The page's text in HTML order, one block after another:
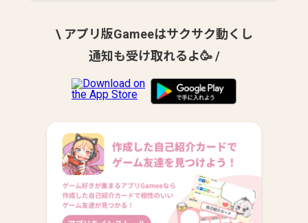
\ アプリ版Gameeはサクサク動くし
通知も受け取れるよ🥳 /